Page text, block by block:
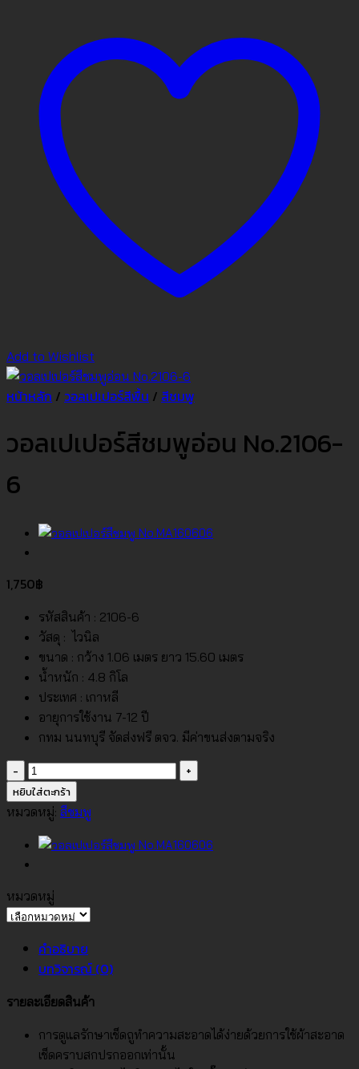
Add to Wishlist
หน้าหลัก / วอลเปเปอร์สีพื้น / สีชมพู
วอลเปเปอร์สีชมพูอ่อน No.2106-
6
1,750฿
รหัสสินค้า : 2106-6
วัสดุ : ไวนิล
ขนาด : กว้าง 1.06 เมตร ยาว 15.60 เมตร
น้ำหนัก : 4.8 กิโล
ประเทศ : เกาหลี
อายุการใช้งาน 7-12 ปี
กทม นนทบุรี จัดส่งฟรี ตจว. มีค่าขนส่งตามจริง
จำนวน
วอลเปเปอร์
สีชมพู
No.2106-
6
ชิ้น
หยิบใส่ตะกร้า
หมวดหมู่: สีชมพู
หมวดหมู่
หมวด
คำอธิบาย
บทวิจารณ์ (0)
รายละเอียดสินค้า
การดูแลรักษาเช็ดถูทำความสะอาดได้ง่ายด้วยการใช้ผ้าสะอาด
เช็ดคราบสกปรกออกเท่านั้น